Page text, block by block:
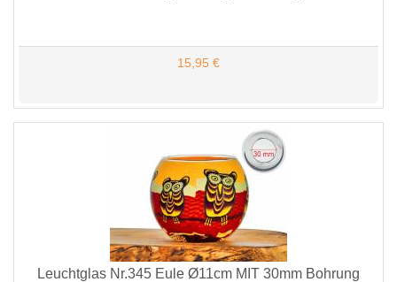
15,95 €
Leuchtglas Nr.345 Eule Ø11cm MIT 30mm Bohrung